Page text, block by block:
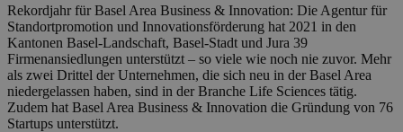
Rekordjahr für Basel Area Business & Innovation: Die Agentur für
Standortpromotion und Innovationsförderung hat 2021 in den
Kantonen Basel-Landschaft, Basel-Stadt und Jura 39
Firmenansiedlungen unterstützt – so viele wie noch nie zuvor. Mehr
als zwei Drittel der Unternehmen, die sich neu in der Basel Area
niedergelassen haben, sind in der Branche Life Sciences tätig.
Zudem hat Basel Area Business & Innovation die Gründung von 76
Startups unterstützt.